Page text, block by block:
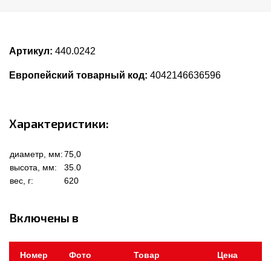
Артикул: 440.0242
Европейский товарный код: 4042146636596
Характеристики:
диаметр, мм:75,0
высота, мм:
35.0
вес, г:
620
Включены в
Номер
Фото Товар Цена